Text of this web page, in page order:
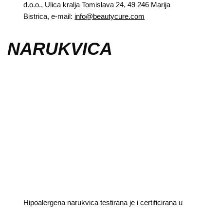
d.o.o., Ulica kralja Tomislava 24, 49 246 Marija
Bistrica, e-mail: info@beautycure.com
NARUKVICA
Hipoalergena narukvica testirana je i certificirana u